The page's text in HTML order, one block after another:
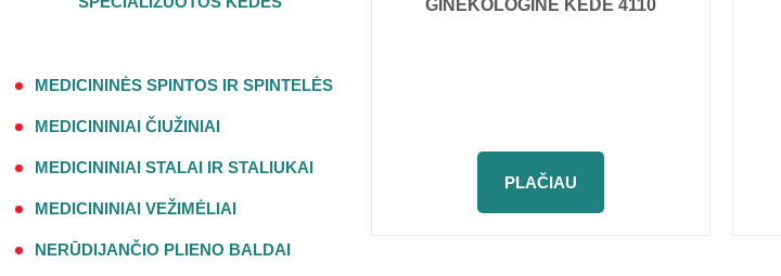
MEDICININĖS SPINTOS IR SPINTELĖS
MEDICININIAI ČIUŽINIAI
MEDICININIAI STALAI IR STALIUKAI
MEDICININIAI VEŽIMĖLIAI
NERŪDIJANČIO PLIENO BALDAI
GINEKOLOGINĖ KĖDĖ 4110
PLAČIAU